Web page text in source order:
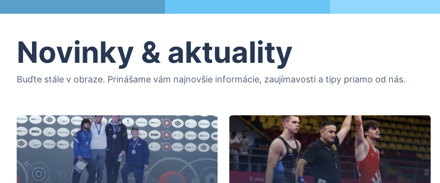
Novinky & aktuality
Buďte stále v obraze. Prinášame vám najnovšie informácie, zaujímavosti a tipy priamo od nás.